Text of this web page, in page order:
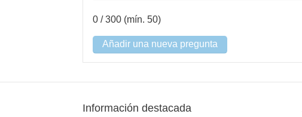
0 / 300 (mín. 50)
Añadir una nueva pregunta
Información destacada